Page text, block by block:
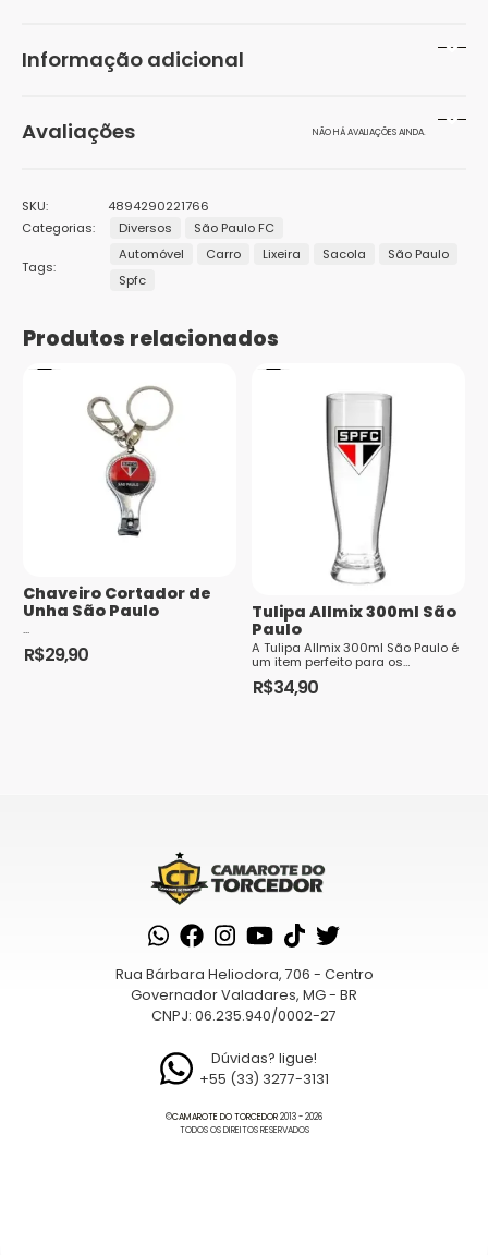
Informação adicional
Avaliações NÃO HÁ AVALIAÇÕES AINDA.
São Paulo”
O seu endereço de e-mail não será publicado.Campos
obrigatórios são marcados com
de
5
estrelas
estrelas
estrelas
estrelas
Sua avaliação sobre o produto*
SKU:
4894290221766
Categorias:
Diversos São Paulo FC
Tags:
Automóvel Carro Lixeira Sacola
São Paulo
Spfc
Produtos relacionados
Chaveiro Cortador de
Unha São Paulo
...
R$29,90
Tulipa Allmix 300ml São
Paulo
A Tulipa Allmix 300ml São Paulo é
um item perfeito para os
torcedores fanáticos do São
Paulo Futebol Clube. Produzida
R$34,90
Rua Bárbara Heliodora, 706 - Centro
Governador Valadares, MG - BR
CNPJ: 06.235.940/0002-27
Dúvidas? ligue!
+55 (33) 3277-3131
©CAMAROTE DO TORCEDOR2013 - 2026
TODOS OS DIREITOS RESERVADOS